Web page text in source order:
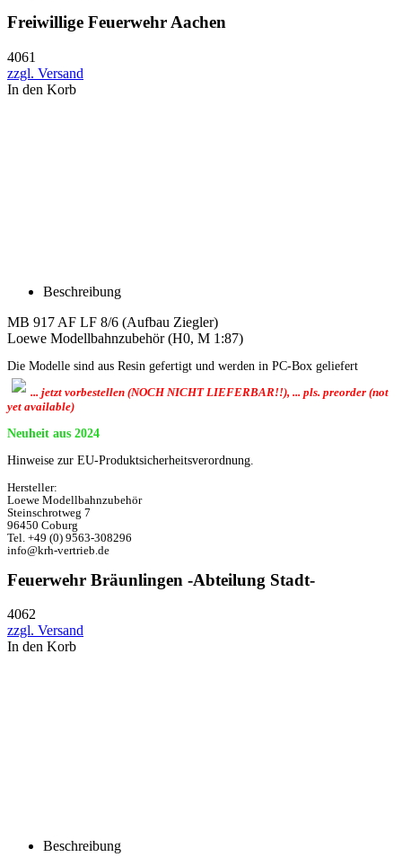
Freiwillige Feuerwehr Aachen
4061
zzgl. Versand
In den Korb
Beschreibung
MB 917 AF LF 8/6 (Aufbau Ziegler)
Loewe Modellbahnzubehör (H0, M 1:87)
Die Modelle sind aus Resin gefertigt und werden in PC-Box geliefert
... jetzt vorbestellen (NOCH NICHT LIEFERBAR!!), ... pls. preorder (not
yet available)
Neuheit aus 2024
Hinweise zur EU-Produktsicherheitsverordnung.
Hersteller:
Loewe Modellbahnzubehör
Steinschrotweg 7
96450 Coburg
Tel. +49 (0) 9563-308296
info@krh-vertrieb.de
Feuerwehr Bräunlingen -Abteilung Stadt-
4062
zzgl. Versand
In den Korb
Beschreibung